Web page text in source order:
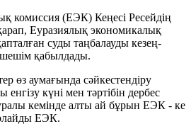
комиссия (ЕЭК) Кеңесі Ресейдің
Еуразиялық экономикалық
суды таңбалауды кезең-
шешім қабылдады.
өз аумағында сәйкестендіру
күні мен тәртібін дербес
кемінде алты ай бұрын ЕЭК - ке
ЕЭК.